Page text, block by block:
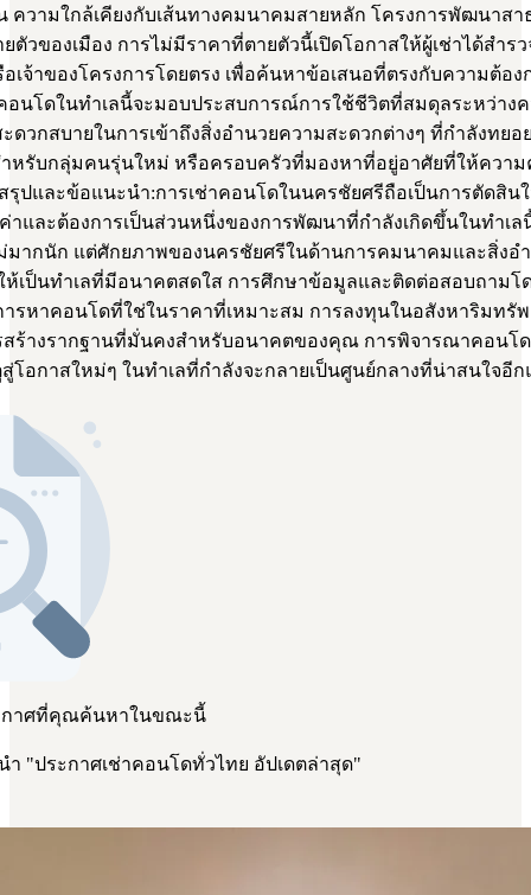
ความใกล้เคียงกับเส้นทางคมนาคมสายหลัก โครงการพัฒนาส
ตัวของเมือง การไม่มีราคาที่ตายตัวนี้เปิดโอกาสให้ผู้เช่าได้สำร
จ้าของโครงการโดยตรง เพื่อค้นหาข้อเสนอที่ตรงกับความต้อ
อนโดในทำเลนี้จะมอบประสบการณ์การใช้ชีวิตที่สมดุลระหว่าง
ดวกสบายในการเข้าถึงสิ่งอำนวยความสะดวกต่างๆ ที่กำลังทยอ
ำหรับกลุ่มคนรุ่นใหม่ หรือครอบครัวที่มองหาที่อยู่อาศัยที่ให้ควา
ปและข้อแนะนำ:การเช่าคอนโดในนครชัยศรีถือเป็นการตัดสิน
และต้องการเป็นส่วนหนึ่งของการพัฒนาที่กำลังเกิดขึ้นในทำเล
มากนัก แต่ศักยภาพของนครชัยศรีในด้านการคมนาคมและสิ่งอ
ห้เป็นทำเลที่มีอนาคตสดใส การศึกษาข้อมูลและติดต่อสอบถามโ
รหาคอนโดที่ใช่ในราคาที่เหมาะสม การลงทุนในอสังหาริมทรั
สร้างรากฐานที่มั่นคงสำหรับอนาคตของคุณ การพิจารณาคอนโ
สู่โอกาสใหม่ๆ ในทำเลที่กำลังจะกลายเป็นศูนย์กลางที่น่าสนใจอี
กาศที่คุณค้นหาในขณะนี้
ำ "ประกาศเช่าคอนโดทั่วไทย อัปเดตล่าสุด"